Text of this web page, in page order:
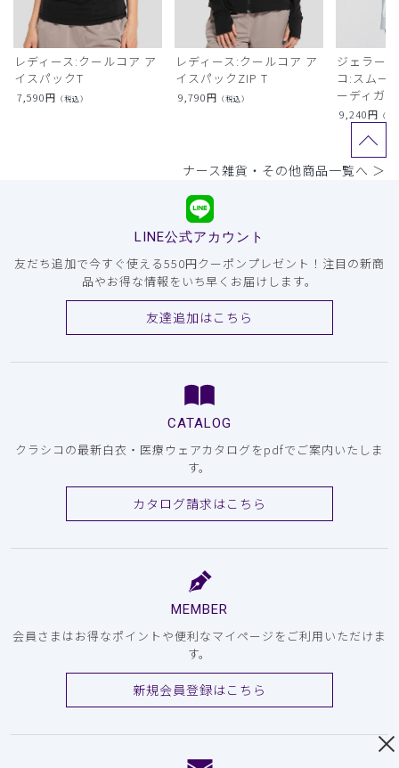
レディース:クールコア ア
イスパックT
7,590円 （税込）
レディース:クールコア ア
イスパックZIP T
9,790円 （税込）
ジェラー
コ:スムー
ーディガン
9,240円 （税
ナース雑貨・その他商品一覧へ ＞
LINE公式アカウント
友だち追加で今すぐ使える550円クーポンプレゼント！注目の新商
品やお得な情報をいち早くお届けします。
友達追加はこちら
CATALOG
クラシコの最新白衣・医療ウェアカタログをpdfでご案内いたしま
す。
カタログ請求はこちら
MEMBER
会員さまはお得なポイントや便利なマイページをご利用いただけま
す。
新規会員登録はこちら